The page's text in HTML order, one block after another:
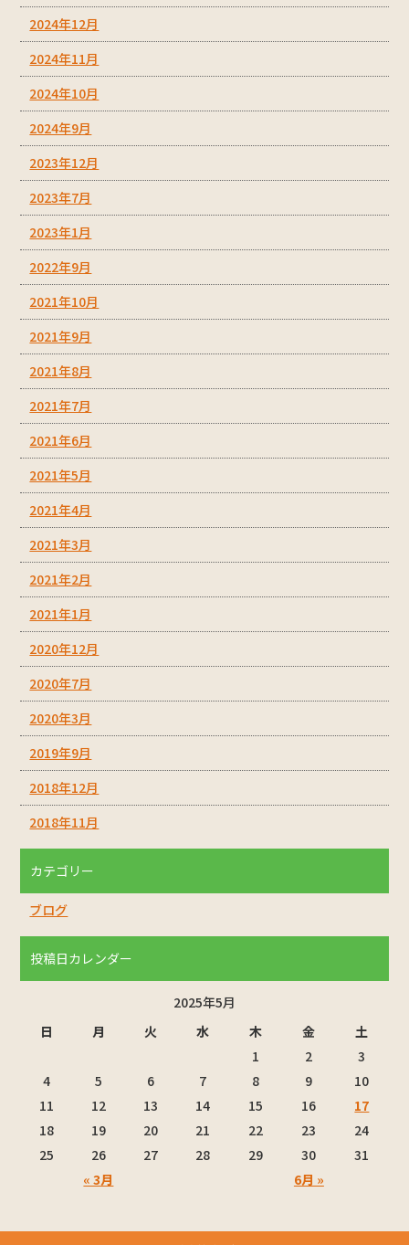
2024年12月
2024年11月
2024年10月
2024年9月
2023年12月
2023年7月
2023年1月
2022年9月
2021年10月
2021年9月
2021年8月
2021年7月
2021年6月
2021年5月
2021年4月
2021年3月
2021年2月
2021年1月
2020年12月
2020年7月
2020年3月
2019年9月
2018年12月
2018年11月
カテゴリー
ブログ
投稿日カレンダー
2025年5月
日
月 火 水 木 金 土
« 3月 6月 »
1 2
3
4
5 6 7 8 9
10
11
12 13 14 15 16
17
18
19 20 21 22 23
24
25
26 27 28 29 30 31